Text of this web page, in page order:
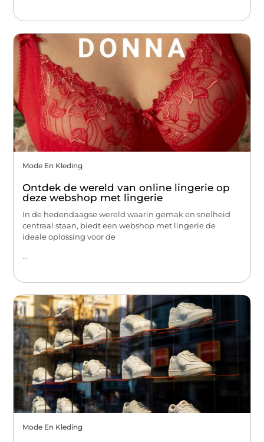
Mode En Kleding
Ontdek de wereld van online lingerie op
deze webshop met lingerie
In de hedendaagse wereld waarin gemak en snelheid
centraal staan, biedt een webshop met lingerie de
ideale oplossing voor de
...
Mode En Kleding